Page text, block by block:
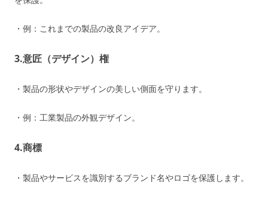
・例：これまでの製品の改良アイデア。
3.意匠（デザイン）権
・製品の形状やデザインの美しい側面を守ります。
・例：工業製品の外観デザイン。
4.商標
・製品やサービスを識別するブランド名やロゴを保護します。